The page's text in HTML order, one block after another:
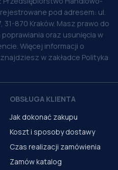
pod adresem: ul.
31-870 Kraków. Masz prawo do
oraz usunięcia w
Więcej informacji o
w zakładce Polityka
OBSŁUGA KLIENTA
Jak dokonać zakupu
Koszt i sposoby dostawy
Czas realizacji zamówienia
Zamów katalog